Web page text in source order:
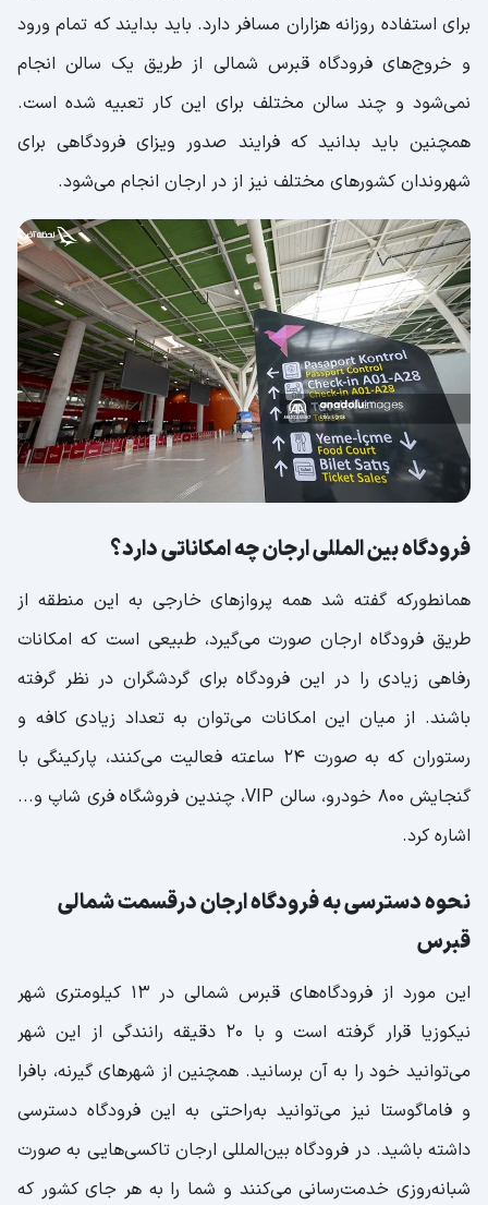
برای استفاده روزانه هزاران مسافر دارد. باید بدایند که تمام ورود
و خروج‌های فرودگاه قبرس شمالی از طریق یک سالن انجام
نمی‌شود و چند سالن مختلف برای این کار تعبیه شده است.
همچنین باید بدانید که فرایند صدور ویزای فرودگاهی برای
شهروندان کشورهای مختلف نیز از در ارجان انجام می‌شود.
فرودگاه بین المللی ارجان چه امکاناتی دارد؟
همانطورکه گفته شد همه پروازهای خارجی به این منطقه از
طریق فرودگاه ارجان صورت می‌گیرد، طبیعی است که امکانات
رفاهی زیادی را در این فرودگاه برای گردشگران در نظر گرفته
باشند. از میان این امکانات می‌توان به تعداد زیادی کافه و
رستوران که به صورت 24 ساعته فعالیت می‌کنند، پارکینگی با
گنجایش 800 خودرو، سالن VIP، چندین فروشگاه فری شاپ و...
اشاره کرد.
نحوه دسترسی به فرودگاه ارجان درقسمت شمالی
قبرس
این مورد از فرودگاه‌های قبرس شمالی در 13 کیلومتری شهر
نیکوزیا قرار گرفته است و با 20 دقیقه رانندگی از این شهر
می‌توانید خود را به آن برسانید. همچنین از شهرهای گیرنه، بافرا
و فاماگوستا نیز می‌توانید به‌راحتی به این فرودگاه دسترسی
داشته باشید. در فرودگاه بین‌المللی ارجان تاکسی‌هایی به صورت
شبانه‌روزی خدمت‌رسانی می‌کنند و شما را به هر جای کشور که